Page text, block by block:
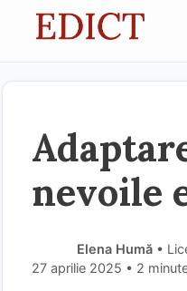
nevoile
Elena Humă •
27 aprilie 2025 • 2